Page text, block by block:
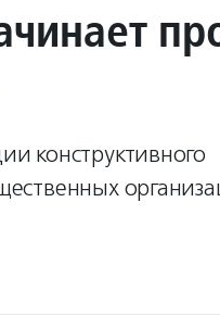
конструктивного